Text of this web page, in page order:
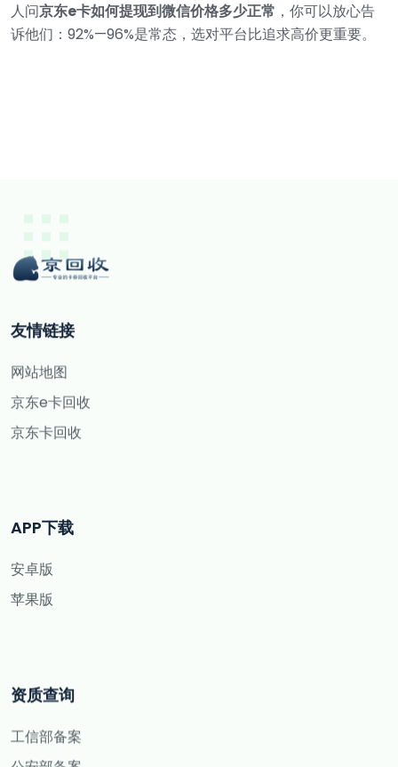
人问京东e卡如何提现到微信价格多少正常 ，你可以放心告
诉他们：92%—96%是常态，选对平台比追求高价更重要。
友情链接
网站地图
京东e卡回收
京东卡回收
APP下载
安卓版
苹果版
资质查询
工信部备案